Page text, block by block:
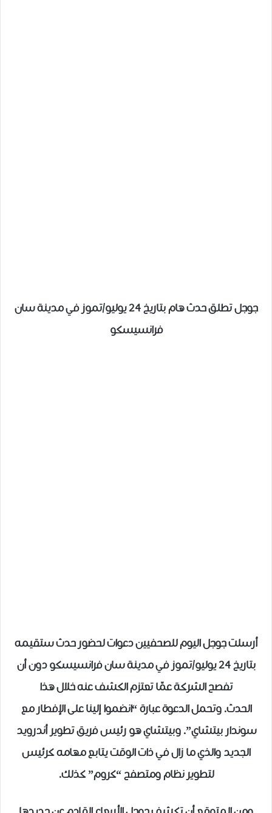
جوجل تطلق حدث هام بتاريخ 24 يوليو/تموز في مدينة سان
فرانسيسكو
أرسلت جوجل اليوم للصحفيين دعوات لحضور حدث ستقيمه
بتاريخ 24 يوليو/تموز في مدينة سان فرانسيسكو دون أن
تفصح الشركة عمّا تعتزم الكشف عنه خلال هذا
الحدث. وتحمل الدعوة عبارة “انضموا إلينا على الإفطار مع
سوندار بيتشاي”. وبيتشاي هو رئيس فريق تطوير أندرويد
الجديد والذي ما زال في ذات الوقت يتابع مهامه كرئيس
لتطوير نظام ومتصفح “كروم” كذلك.